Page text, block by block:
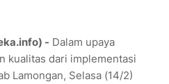
- Dalam upaya
kualitas dari implementasi
Lamongan, Selasa (14/2)